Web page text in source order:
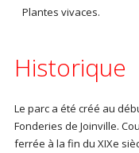
Plantes vivaces.
Historique
Le parc a été créé au
Fonderies de Joinville.
ferrée à la fin du XIXe